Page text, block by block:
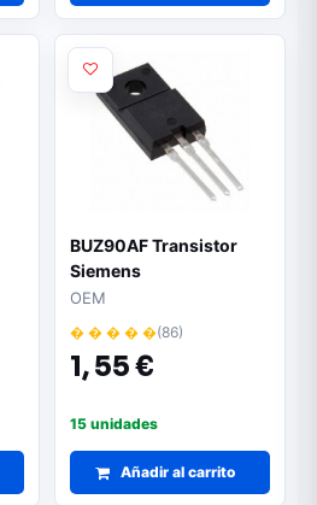
BUZ90AF Transistor
Siemens
OEM
� � � � �(86)
1,55 €
15 unidades
Añadir al carrito